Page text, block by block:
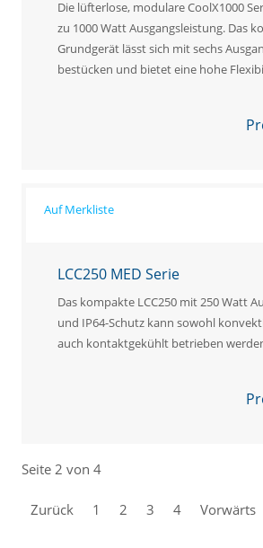
Die lüfterlose, modulare CoolX1000
zu 1000 Watt Ausgangsleistung. Das
Grundgerät lässt sich mit sechs
bestücken und bietet eine hohe
LCC250 MED Serie
Das kompakte LCC250 mit 250 Watt
und IP64-Schutz kann sowohl
auch kontaktgekühlt betrieben
Seite 2 von 4
Zurück 1 2 3 4 Vorwärts